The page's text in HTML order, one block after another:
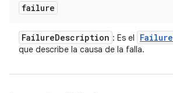
failure
FailureDescription : Es el Failure
que describe la causa de la falla.